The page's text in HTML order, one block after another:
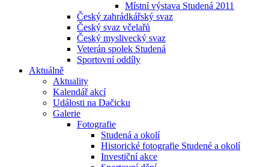
Místní výstava Studená 2011
Český zahrádkářský svaz
Český svaz včelařů
Český myslivecký svaz
Veterán spolek Studená
Sportovní oddíly
Aktuálně
Aktuality
Kalendář akcí
Události na Dačicku
Galerie
Fotografie
Studená a okolí
Historické fotografie Studené a okolí
Investiční akce